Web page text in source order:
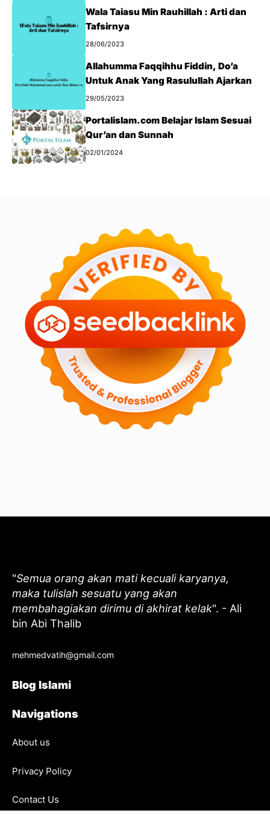
Wala Taiasu Min Rauhillah : Arti dan
Tafsirnya
28/06/2023
Allahumma Faqqihhu Fiddin, Do’a
Untuk Anak Yang Rasulullah Ajarkan
29/05/2023
Portalislam.com Belajar Islam Sesuai
Qur’an dan Sunnah
02/01/2024
"Semua orang akan mati kecuali karyanya,
maka tulislah sesuatu yang akan
membahagiakan dirimu di akhirat kelak". - Ali
bin Abi Thalib
mehmedvatih@gmail.com
Blog Islami
Navigations
About us
Privacy Policy
Contact Us